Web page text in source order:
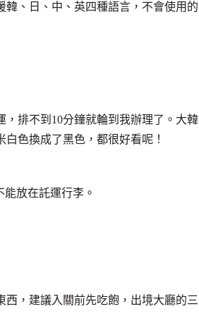
、日、中、英四種語言，不會使用的
排不到10分鐘就輪到我辦理了。大韓
色換成了黑色，都很好看呢！
放在託運行李。
，建議入關前先吃飽，出境大廳的三